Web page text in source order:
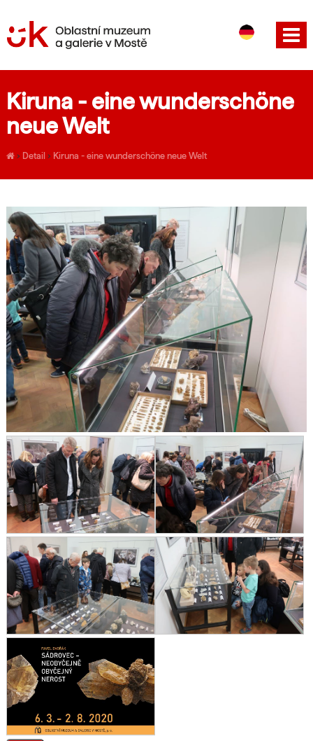
EN
Kiruna - eine wunderschöne
neue Welt
› Detail › Kiruna - eine wunderschöne neue Welt